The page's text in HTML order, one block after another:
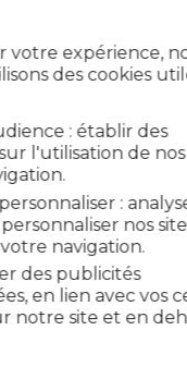
votre expérience,
des cookies
: établir des
l'utilisation de
:
nos
navigation.
des publicités
en lien avec vos
notre site et en